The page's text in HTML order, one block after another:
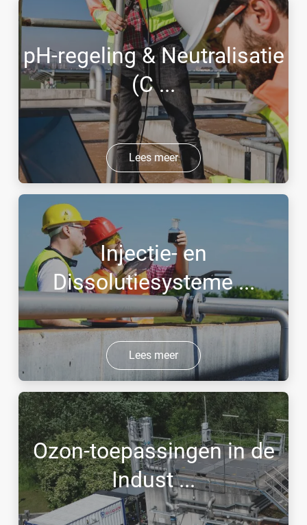
pH-regeling & Neutralisatie
(C ...
Lees meer
Injectie- en
Dissolutiesysteme ...
Lees meer
Ozon-toepassingen in de
Indust ...